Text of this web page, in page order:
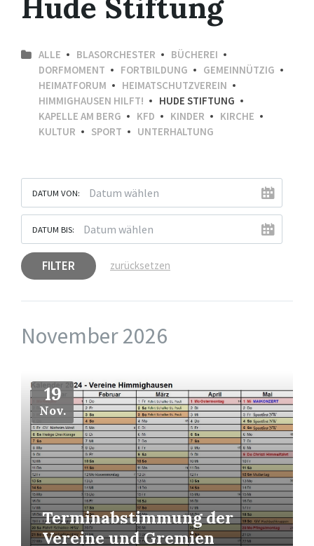
ALLE BLASORCHESTER
BÜCHEREI
DORFMOMENT
FORTBILDUNG
GEMEINNÜTZIG
HEIMATFORUM
HEIMATSCHUTZVEREIN
HIMMIGHAUSEN HILFT!
HUDE STIFTUNG
KAPELLE AM BERG
KFD KINDER
KIRCHE
KULTUR
SPORT UNTERHALTUNG
DATUM VON:
DATUM BIS:
FILTER zurücksetzen
November 2026
19
Nov.
Terminabstimmung der
Vereine und Gremien